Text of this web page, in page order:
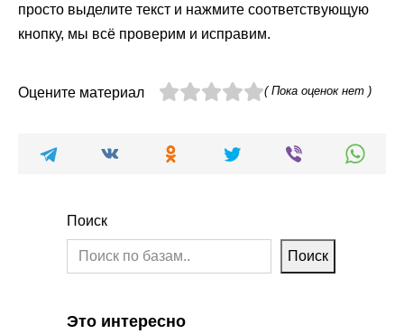
просто выделите текст и нажмите соответствующую
кнопку, мы всё проверим и исправим.
Оцените материал ( Пока оценок нет )
Поиск
Поиск
Это интересно